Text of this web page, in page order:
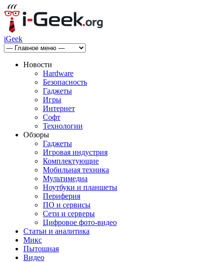
iGeek
Новости
Hardware
Безопасность
Гаджеты
Игры
Интернет
Софт
Технологии
Обзоры
Гаджеты
Игровая индустрия
Комплектующие
Мобильная техника
Мультимедиа
Ноутбуки и планшеты
Периферия
ПО и сервисы
Сети и серверы
Цифровое фото-видео
Статьи и аналитика
Микс
Пытошная
Видео